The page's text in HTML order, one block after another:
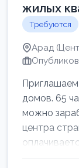
жилых
Требуются
Арад
домов. 65
можно
центра